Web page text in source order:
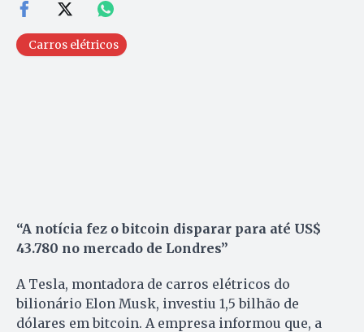
Carros elétricos
“A notícia fez o bitcoin disparar para até US$
43.780 no mercado de Londres”
A Tesla, montadora de carros elétricos do
bilionário Elon Musk, investiu 1,5 bilhão de
dólares em bitcoin. A empresa informou que, a